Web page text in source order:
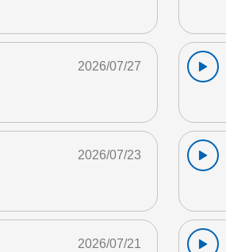
2026/07/27
2026/07/23
2026/07/21